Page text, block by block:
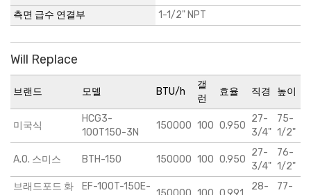
측면 급수 연결부
1-1/2" NPT
Will Replace
브랜드 모델 BTU/h
갤
런
효율 직경 높이
미국식
HCG3-
100T150-3N
150000 100 0.950
27-
3/4"
75-
1/2"
A.O. 스미스 BTH-150 150000 100 0.950
27-
3/4"
76-
1/2"
브래드포드 화
EF-100T-150E-
28-
77-